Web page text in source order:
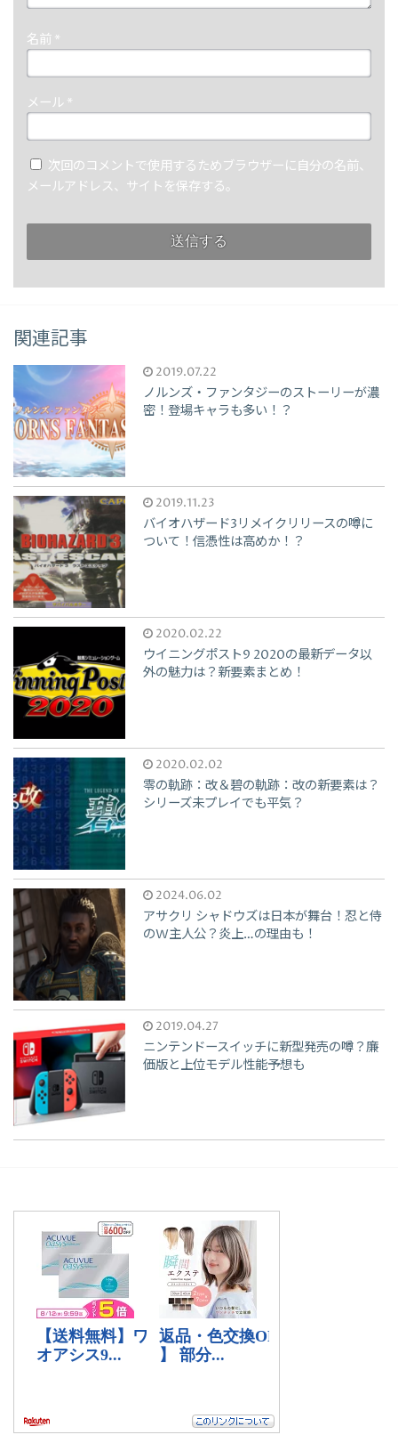
名前 *
メール *
次回のコメントで使用するためブラウザーに自分の名前、
メールアドレス、サイトを保存する。
関連記事
2019.07.22
ノルンズ・ファンタジーのストーリーが濃
密！登場キャラも多い！？
2019.11.23
バイオハザード3リメイクリリースの噂に
ついて！信憑性は高めか！？
2020.02.22
ウイニングポスト9 2020の最新データ以
外の魅力は？新要素まとめ！
2020.02.02
零の軌跡：改＆碧の軌跡：改の新要素は？
シリーズ未プレイでも平気？
2024.06.02
アサクリ シャドウズは日本が舞台！忍と侍
のW主人公？炎上…の理由も！
2019.04.27
ニンテンドースイッチに新型発売の噂？廉
価版と上位モデル性能予想も